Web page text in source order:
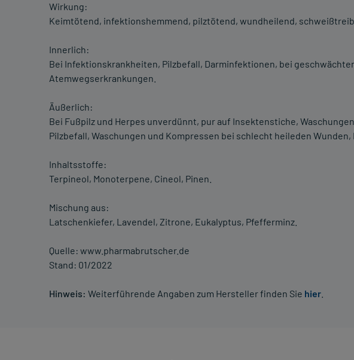
Wirkung:
Keimtötend, infektionshemmend, pilztötend, wundheilend,
Innerlich:
Bei Infektionskrankheiten, Pilzbefall, Darminfektionen, bei
Atemwegserkrankungen.
Äußerlich:
Bei Fußpilz und Herpes unverdünnt, pur auf Insektenstiche,
Pilzbefall, Waschungen und Kompressen bei schlecht heileden Wunden,
Inhaltsstoffe:
Terpineol, Monoterpene, Cineol, Pinen.
Mischung aus:
Latschenkiefer, Lavendel, Zitrone, Eukalyptus, Pfefferminz.
Quelle: www.pharmabrutscher.de
Stand: 01/2022
Hinweis: Weiterführende Angaben zum Hersteller finden Sie hier